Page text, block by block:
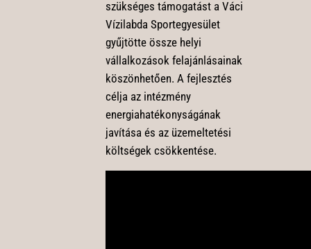
szükséges támogatást a Váci
Vízilabda Sportegyesület
gyűjtötte össze helyi
vállalkozások felajánlásainak
köszönhetően. A fejlesztés
célja az intézmény
energiahatékonyságának
javítása és az üzemeltetési
költségek csökkentése.